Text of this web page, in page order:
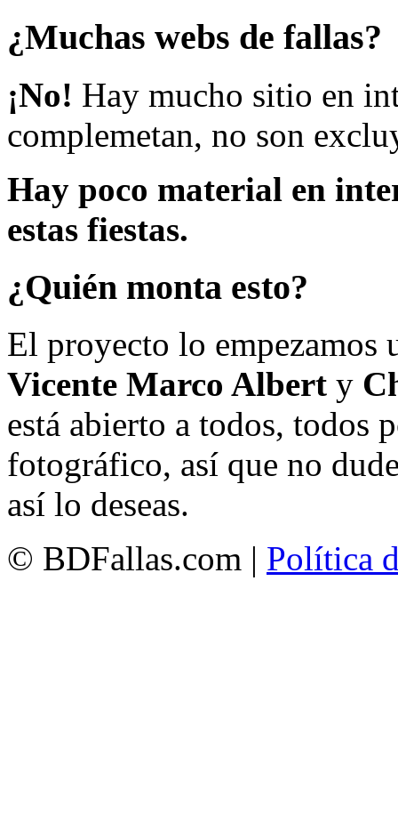
¿Muchas webs de fallas?
¡No! Hay mucho sitio en
complemetan, no son
Hay poco material en
estas fiestas.
¿Quién monta esto?
El proyecto lo empezamos
Vicente Marco Albert y
está abierto a todos, todos
fotográfico, así que no
así lo deseas.
© BDFallas.com | Política